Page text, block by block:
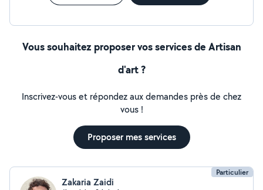
Vous souhaitez proposer vos services de Artisan
d'art ?
Inscrivez-vous et répondez aux demandes près de chez
vous !
Proposer mes services
Particulier
Zakaria Zaidi